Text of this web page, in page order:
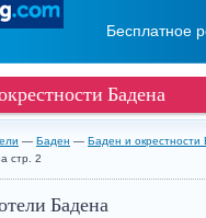
Бесплатное
Бадена
— Баден — Баден и окрестности
стр. 2
Бадена